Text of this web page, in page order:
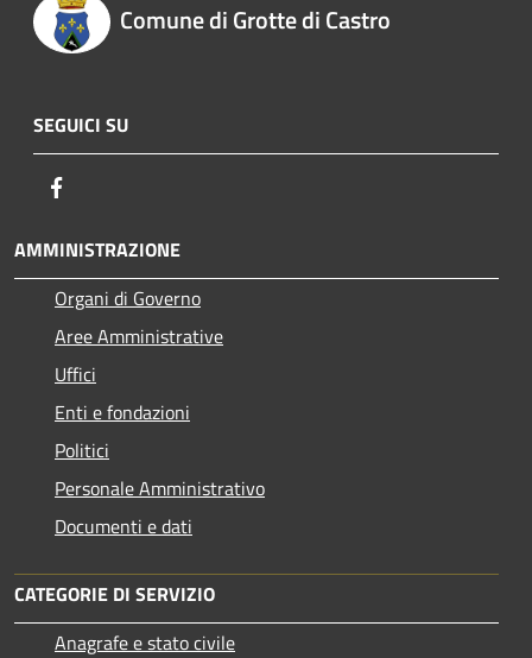
Comune di Grotte di Castro
SEGUICI SU
AMMINISTRAZIONE
Organi di Governo
Aree Amministrative
Uffici
Enti e fondazioni
Politici
Personale Amministrativo
Documenti e dati
CATEGORIE DI SERVIZIO
Anagrafe e stato civile